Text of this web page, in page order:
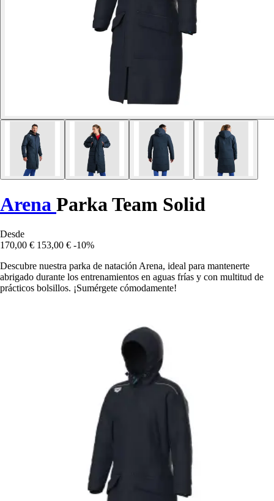
Arena Parka Team Solid
Desde
170,00 € 153,00 € -10%
Descubre nuestra parka de natación Arena, ideal para mantenerte
abrigado durante los entrenamientos en aguas frías y con multitud de
prácticos bolsillos. ¡Sumérgete cómodamente!